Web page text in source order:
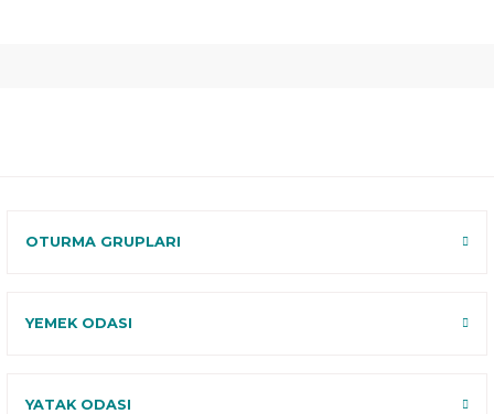
OTURMA GRUPLARI
YEMEK ODASI
YATAK ODASI